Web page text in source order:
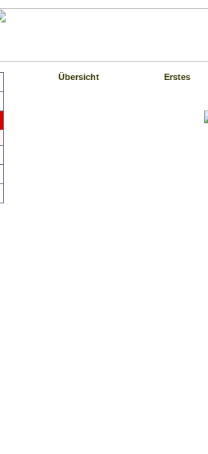
Übersicht Erstes